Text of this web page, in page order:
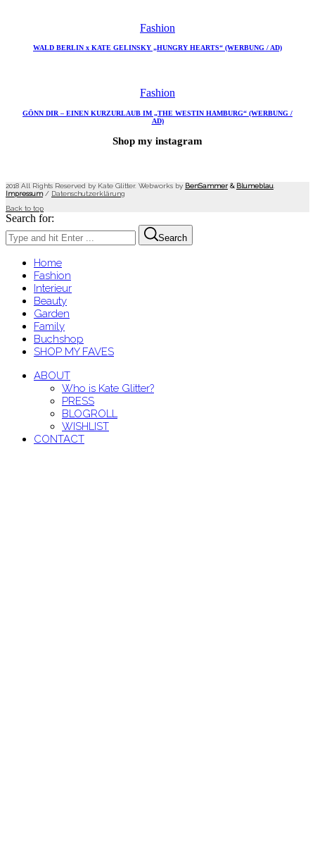
Fashion
WALD BERLIN x KATE GELINSKY „HUNGRY HEARTS“ (WERBUNG / AD)
Fashion
GÖNN DIR – EINEN KURZURLAUB IM „THE WESTIN HAMBURG“ (WERBUNG /
AD)
Shop my instagram
2018 All Rights Reserved by Kate Glitter. Webworks by BenSammer & Blumeblau
Impressum/ Datenschutzerklärung
Back to top
Search for:
Search
Home
Fashion
Interieur
Beauty
Garden
Family
Buchshop
SHOP MY FAVES
ABOUT
Who is Kate Glitter?
PRESS
BLOGROLL
WISHLIST
CONTACT